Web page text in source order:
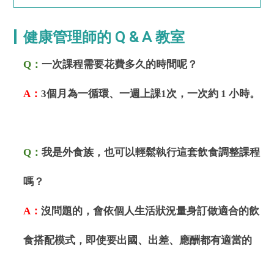
健康管理師的 Q & A 教室
Q ：一次課程需要花費多久的時間呢？
A：3個月為一循環、一週上課1次，一次約 1小時。
Q ：我是外食族，也可以輕鬆執行這套飲食調整課程
嗎？
A：沒問題的，會依個人生活狀況量身訂做適合的飲
食搭配模式，即使要出國、出差、應酬都有適當的